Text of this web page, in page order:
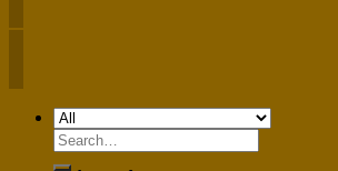
Search
for: